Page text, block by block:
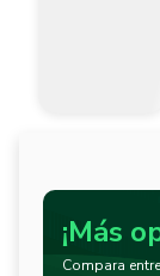
¡Más
Compara